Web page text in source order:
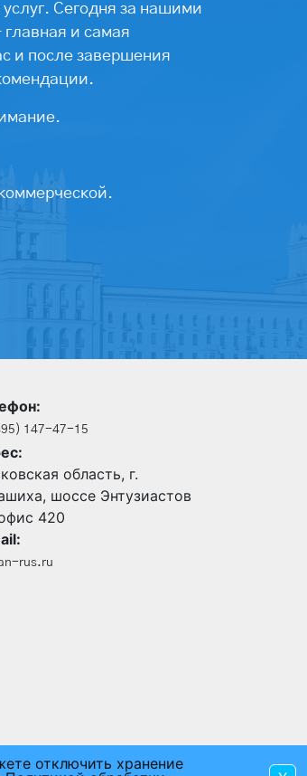
Сегодня за нашими
и самая
и после завершения
147-47-15
область, г.
шоссе Энтузиастов
420
rus.ru
отключить хранение